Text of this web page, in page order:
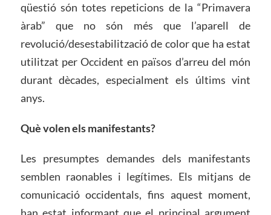
qüestió són totes repeticions de la “Primavera
àrab” que no són més que l’aparell de
revolució/desestabilització de color que ha estat
utilitzat per Occident en països d’arreu del món
durant dècades, especialment els últims vint
anys.
Què volen els manifestants?
Les presumptes demandes dels manifestants
semblen raonables i legítimes. Els mitjans de
comunicació occidentals, fins aquest moment,